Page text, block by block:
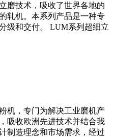
磨技术，吸收了世界各地的
轧机。本系列产品是一种专
级和交付。 LUM系列超细立
机，专门为解决工业磨机产
吸收欧洲先进技术并结合我
制造理念和市场需求，经过